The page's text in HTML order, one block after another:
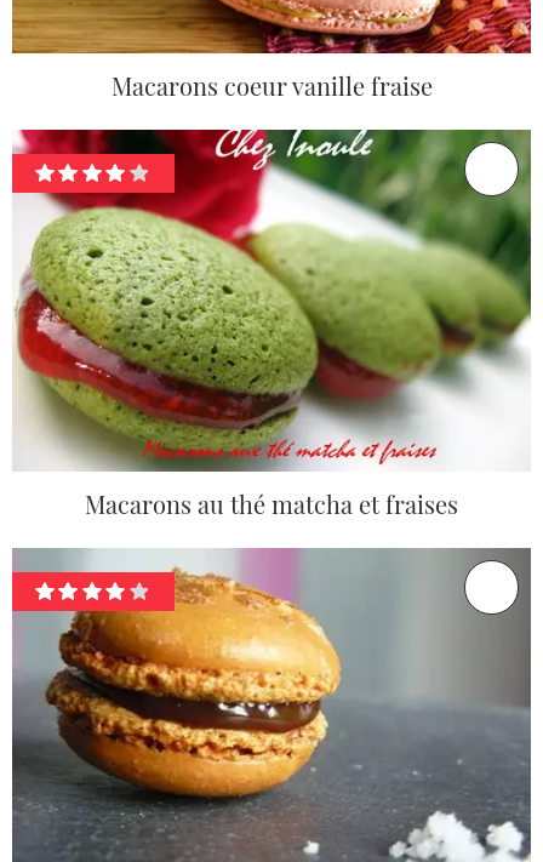
Macarons coeur vanille fraise
Macarons au thé matcha et fraises